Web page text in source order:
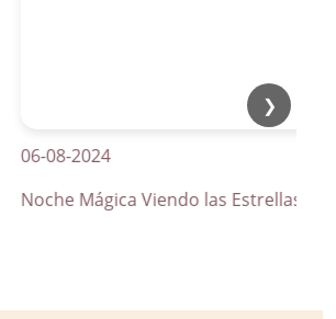
❯
06-08-2024
Noche Mágica Viendo las Estrellas